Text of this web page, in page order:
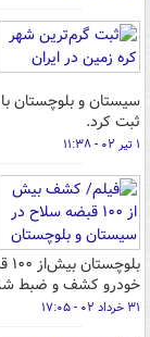
ثبت کرد.
۱ تیر ۰۲ - ۱۱:۳۸
خودرو کشف و ضبط
۳۱ خرداد ۰۲ - ۱۷:۰۵